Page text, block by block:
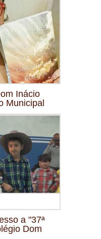
Inácio
Municipal
a "37ª
Dom